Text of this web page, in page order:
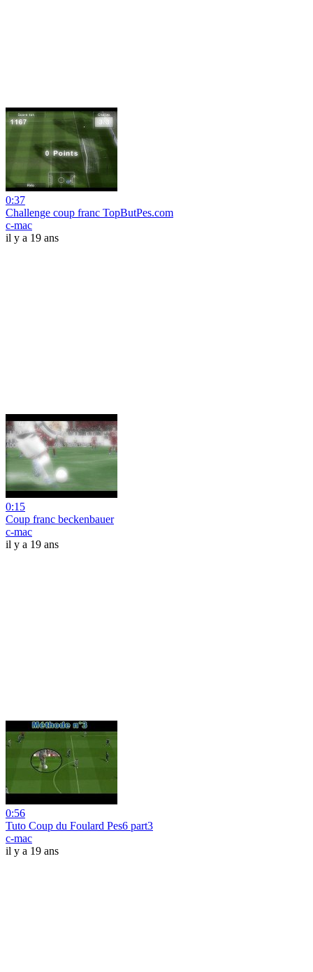
0:37
Challenge coup franc TopButPes.com
c-mac
il y a 19 ans
0:15
Coup franc beckenbauer
c-mac
il y a 19 ans
0:56
Tuto Coup du Foulard Pes6 part3
c-mac
il y a 19 ans